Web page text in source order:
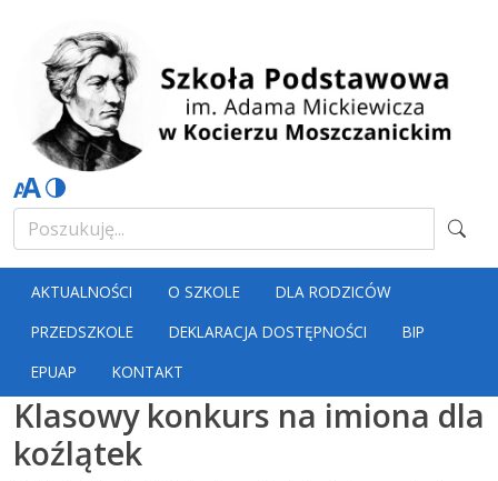
AKTUALNOŚCI O SZKOLE
DLA RODZICÓW
PRZEDSZKOLE
DEKLARACJA DOSTĘPNOŚCI
BIP
EPUAP
KONTAKT
Klasowy konkurs na imiona dla
koźlątek